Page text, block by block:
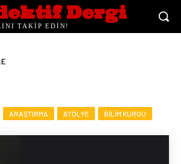
Dergi
TAKİP EDİN!
ARAŞTIRMA ATÖLYE BILIM KURGU